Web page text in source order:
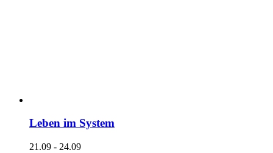
Leben im System
21.09 - 24.09